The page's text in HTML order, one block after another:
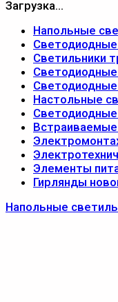
Загрузка...
Напольные
Светильники
Настольные
Элементы
Гирлянды
Напольные